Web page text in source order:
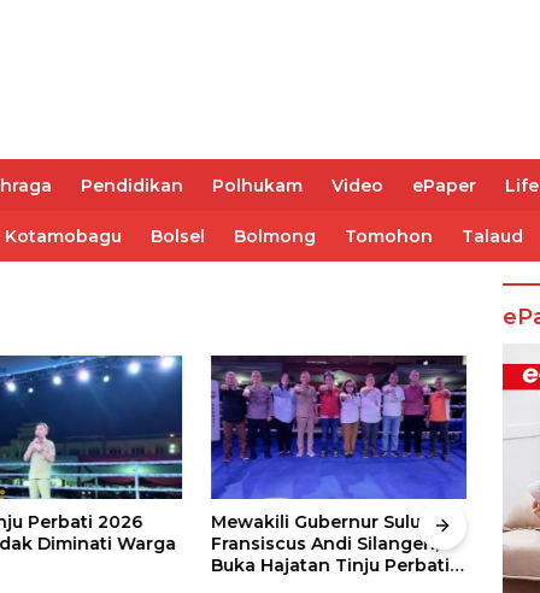
Pendidikan Polhukam Video ePaper
Kotamobagu Bolsel Bolmong Tomohon Talaud
Perbati 2026
Diminati Warga
Mewakili Gubernur Sulut, dr
Fransiscus Andi Silangen,
Buka Hajatan Tinju Perbati